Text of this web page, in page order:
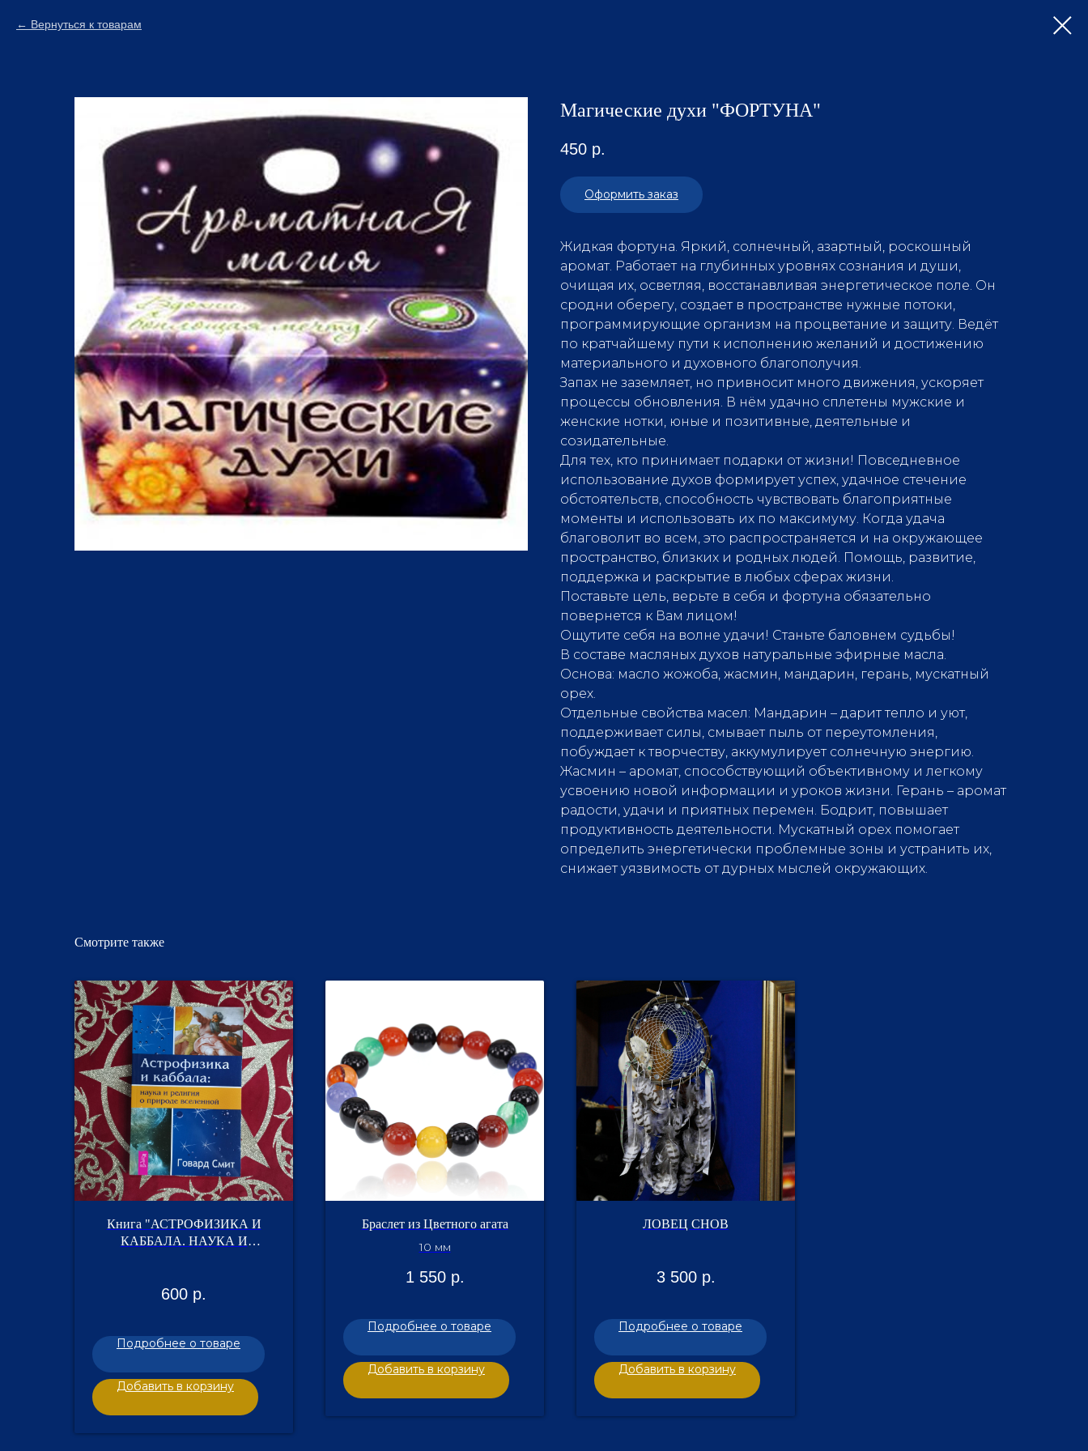
Вернуться к товарам
Магические духи "ФОРТУНА"
450 р.
Оформить заказ
Жидкая фортуна. Яркий, солнечный, азартный, роскошный
аромат. Работает на глубинных уровнях сознания и души,
очищая их, осветляя, восстанавливая энергетическое поле. Он
сродни оберегу, создает в пространстве нужные потоки,
программирующие организм на процветание и защиту. Ведёт
по кратчайшему пути к исполнению желаний и достижению
материального и духовного благополучия.
Запах не заземляет, но привносит много движения, ускоряет
процессы обновления. В нём удачно сплетены мужские и
женские нотки, юные и позитивные, деятельные и
созидательные.
Для тех, кто принимает подарки от жизни! Повседневное
использование духов формирует успех, удачное стечение
обстоятельств, способность чувствовать благоприятные
моменты и использовать их по максимуму. Когда удача
благоволит во всем, это распространяется и на окружающее
пространство, близких и родных людей. Помощь, развитие,
поддержка и раскрытие в любых сферах жизни.
Поставьте цель, верьте в себя и фортуна обязательно
повернется к Вам лицом!
Ощутите себя на волне удачи! Станьте баловнем судьбы!
В составе масляных духов натуральные эфирные масла.
Основа: масло жожоба, жасмин, мандарин, герань, мускатный
орех.
Отдельные свойства масел: Мандарин – дарит тепло и уют,
поддерживает силы, смывает пыль от переутомления,
побуждает к творчеству, аккумулирует солнечную энергию.
Жасмин – аромат, способствующий объективному и легкому
усвоению новой информации и уроков жизни. Герань – аромат
радости, удачи и приятных перемен. Бодрит, повышает
продуктивность деятельности. Мускатный орех помогает
определить энергетически проблемные зоны и устранить их,
снижает уязвимость от дурных мыслей окружающих.
Смотрите также
Книга "АСТРОФИЗИКА И
КАББАЛА. НАУКА И
600 р.
Подробнее о товаре
Добавить в корзину
Браслет из Цветного агата
10 мм
1 550 р.
Подробнее о товаре
Добавить в корзину
ЛОВЕЦ СНОВ
3 500 р.
Подробнее о товаре
Добавить в корзину